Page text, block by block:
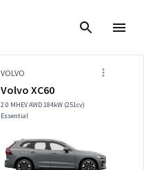
VOLVO
Volvo XC60
2.0 MHEV AWD 184kW (251cv)
Essential